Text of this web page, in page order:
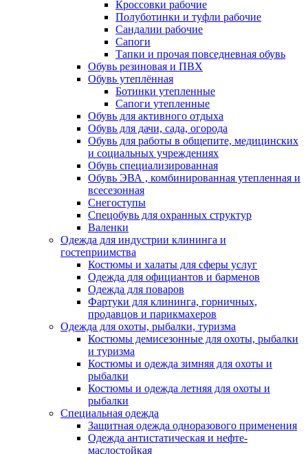
Кроссовки рабочие
Полуботинки и туфли рабочие
Сандалии рабочие
Сапоги
Тапки и прочая повседневная обувь
Обувь резиновая и ПВХ
Обувь утеплённая
Ботинки утепленные
Сапоги утепленные
Обувь для активного отдыха
Обувь для дачи, сада, огорода
Обувь для работы в общепите, медицинских
и социальных учреждениях
Обувь специализированная
Обувь ЭВА , комбинированная утепленная и
всесезонная
Снегоступы
Спецобувь для охранных структур
Валенки
Одежда для индустрии клининга и
гостеприимства
Костюмы и халаты для сферы услуг
Одежда для официантов и барменов
Одежда для поваров
Фартуки для клининга, горничных,
продавцов и парикмахеров
Одежда для охоты, рыбалки, туризма
Костюмы демисезонные для охоты, рыбалки
и туризма
Костюмы и одежда зимняя для охоты и
рыбалки
Костюмы и одежда летняя для охоты и
рыбалки
Специальная одежда
Защитная одежда одноразового применения
Одежда антистатическая и нефте-
маслостойкая